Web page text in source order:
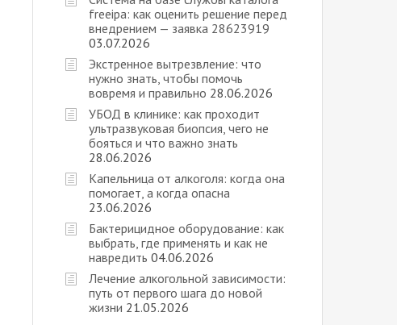
freeipa: как оценить решение перед
внедрением — заявка 28623919
03.07.2026
Экстренное вытрезвление: что
нужно знать, чтобы помочь
вовремя и правильно 28.06.2026
УБОД в клинике: как проходит
ультразвуковая биопсия, чего не
бояться и что важно знать
28.06.2026
Капельница от алкоголя: когда она
помогает, а когда опасна
23.06.2026
Бактерицидное оборудование: как
выбрать, где применять и как не
навредить 04.06.2026
Лечение алкогольной зависимости:
путь от первого шага до новой
жизни 21.05.2026